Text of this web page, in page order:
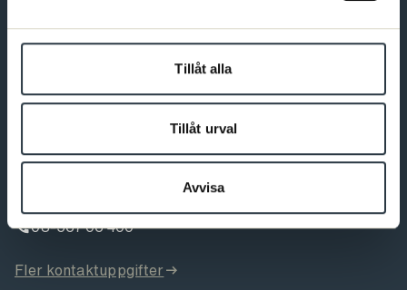
Tillåt alla
Tillåt urval
Avvisa
Bli medlem
Varmt välkommen att kontakta oss. Du som är medlem hittar
08-567 06 400
Fler kontaktuppgifter